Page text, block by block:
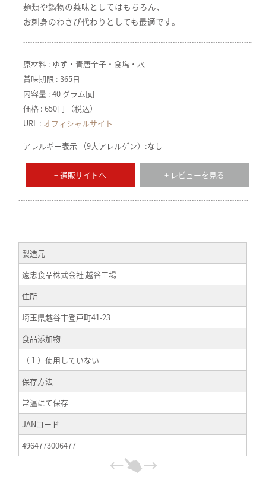
麺類や鍋物の薬味としてはもちろん、
お刺身のわさび代わりとしても最適です。
原材料 : ゆず・青唐辛子・食塩・水
賞味期限 : 365日
内容量 : 40 グラム[g]
価格 : 650円 （税込）
URL : オフィシャルサイト
アレルギー表示 （9大アレルゲン）:なし
+ 通販サイトへ + レビューを見る
製造元
遠忠食品株式会社 越谷工場
住所
埼玉県越谷市登戸町41-23
食品添加物
（１）使用していない
保存方法
常温にて保存
JANコード
4964773006477